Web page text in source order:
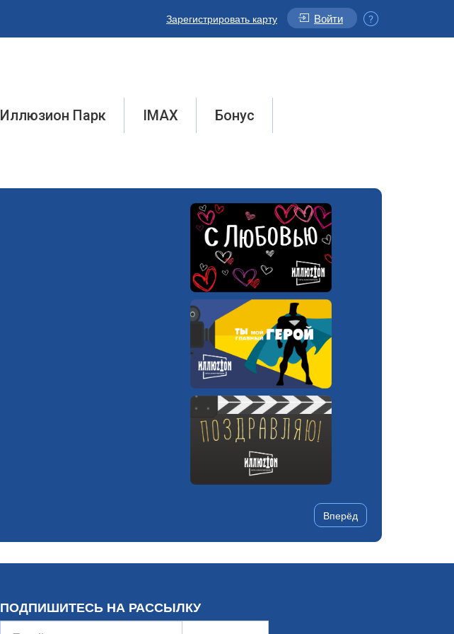
Зарегистрировать карту Войти
Иллюзион Парк IMAX Бонус
Вперёд
ПОДПИШИТЕСЬ НА РАССЫЛКУ